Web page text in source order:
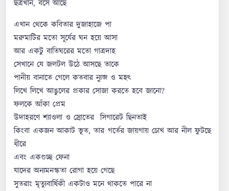
ছত্রখান, বসে আছে
এখান থেকে কবিতার দুজাহাজে পা
মরুমাটির মতো সূর্যের ঘন হয়ে আসা
আর একটু বাতিঘরের মতো গাত্রদাহ
সেখানে যে জলটল উঠে আসছে তাকে
পানীয় বানাতে গেলে কতবার ন্যুব্জ ও মহৎ
লিখে লিখে আঙুলের প্রকার সোজা করতে হবে জানো?
ফলকে আঁকা প্রেম
উদাহরণে শ্যাওলা ও স্রোতের সিগারেট ছিনতাই
কিংবা একজন আকাট ভূত, তার গর্তের জায়গায় চোখ আর নীল ফুটছে
ধীরে
এবং একগুচ্ছ ফেনা
যাদের অন্যমনস্কতা রোগা হয়ে গেছে
সুতরাং মৃত্যুবার্ষিকী একটাও মনে থাকতে পারে না